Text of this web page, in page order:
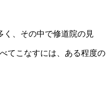
く、その中で修道院の見
てこなすには、ある程度の